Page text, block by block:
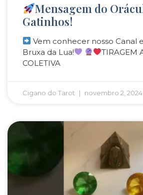
Mensagem do
Gatinhos!
Vem conhecer nosso Canal
Bruxa da Lua!
TIRAGEM
COLETIVA
Cigano do Tarot novembro 2, 2024